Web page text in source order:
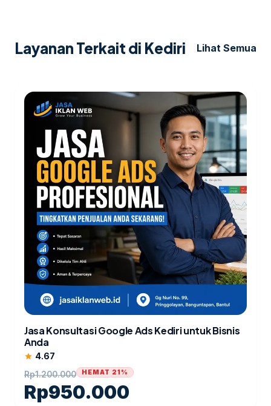
Layanan Terkait di Kediri Lihat Semua
Jasa Konsultasi Google Ads Kediri untuk Bisnis
Anda
star 4.67
Rp1.200.000
Rp950.000
HEMAT 21%